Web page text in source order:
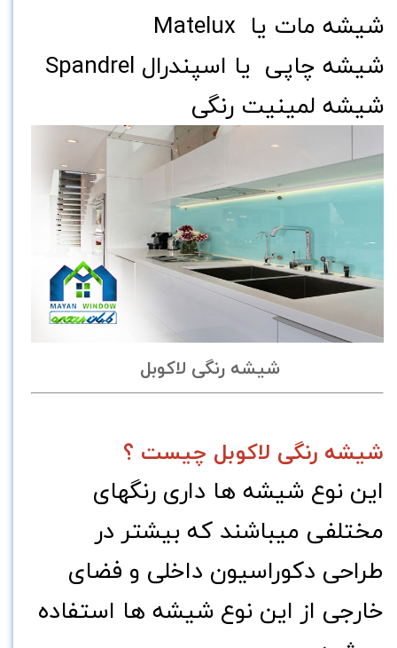
شیشه مات یا Matelux
شیشه چاپی یا اسپندرال Spandrel
شیشه لمینیت رنگی
شیشه رنگی لاکوبل
شیشه رنگی لاکوبل چیست ؟
این نوع شیشه ها داری رنگهای
مختلفی میباشند که بیشتر در
طراحی دکوراسیون داخلی و فضای
خارجی از این نوع شیشه ها استفاده